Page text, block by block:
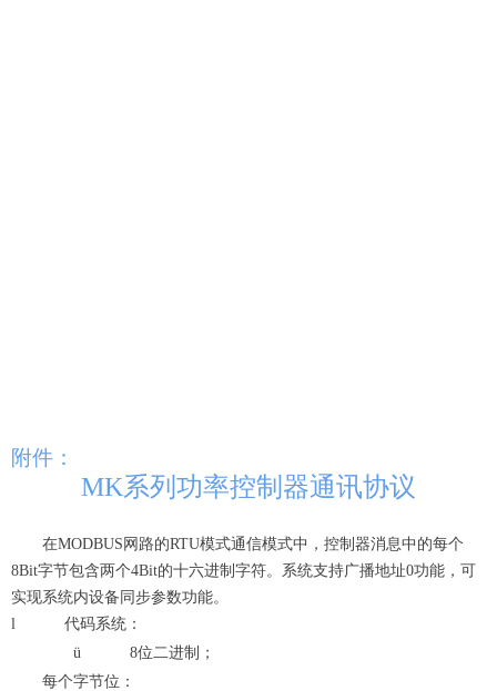
附件：
MK系列功率控制器通讯协议
在MODBUS网路的RTU模式通信模式中，控制器消息中的每个
8Bit字节包含两个4Bit的十六进制字符。系统支持广播地址0功能，可
实现系统内设备同步参数功能。
l
代码系统：
ü
8位二进制；
每个字节位：